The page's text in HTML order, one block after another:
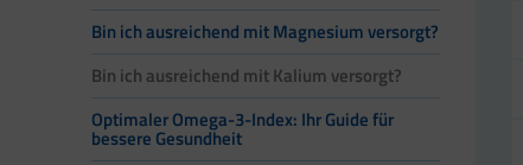
Bin ich ausreichend mit Magnesium versorgt?
Bin ich ausreichend mit Kalium versorgt?
Optimaler Omega-3-Index: Ihr Guide für
bessere Gesundheit